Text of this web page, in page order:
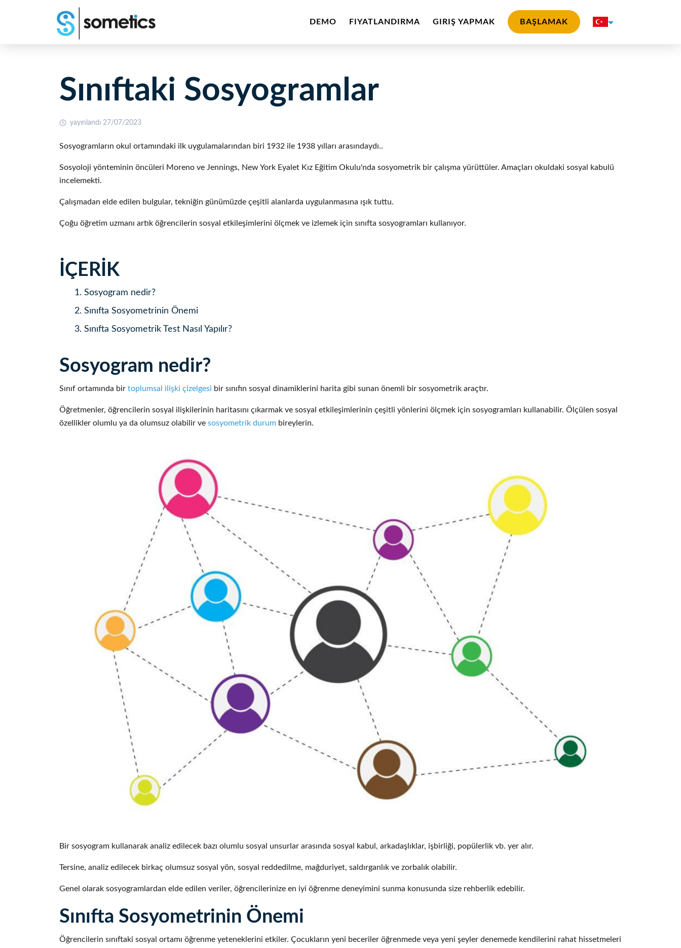
DEMO FIYATLANDIRMA GIRIŞ YAPMAK BAŞLAMAK
Sınıftaki Sosyogramlar
yayınlandı 27/07/2023
Sosyogramların okul ortamındaki ilk uygulamalarından biri 1932 ile 1938 yılları arasındaydı..
Sosyoloji yönteminin öncüleri Moreno ve Jennings, New York Eyalet Kız Eğitim Okulu'nda sosyometrik bir çalışma yürüttüler. Amaçları okuldaki sosyal kabulü
incelemekti.
Çalışmadan elde edilen bulgular, tekniğin günümüzde çeşitli alanlarda uygulanmasına ışık tuttu.
Çoğu öğretim uzmanı artık öğrencilerin sosyal etkileşimlerini ölçmek ve izlemek için sınıfta sosyogramları kullanıyor.
İÇERİK
1. Sosyogram nedir?
2. Sınıfta Sosyometrinin Önemi
3. Sınıfta Sosyometrik Test Nasıl Yapılır?
Sosyogram nedir?
Sınıf ortamında bir toplumsal ilişki çizelgesi bir sınıfın sosyal dinamiklerini harita gibi sunan önemli bir sosyometrik araçtır.
Öğretmenler, öğrencilerin sosyal ilişkilerinin haritasını çıkarmak ve sosyal etkileşimlerinin çeşitli yönlerini ölçmek için sosyogramları kullanabilir. Ölçülen sosyal
özellikler olumlu ya da olumsuz olabilir ve sosyometrik durum bireylerin.
Bir sosyogram kullanarak analiz edilecek bazı olumlu sosyal unsurlar arasında sosyal kabul, arkadaşlıklar, işbirliği, popülerlik vb. yer alır.
Tersine, analiz edilecek birkaç olumsuz sosyal yön, sosyal reddedilme, mağduriyet, saldırganlık ve zorbalık olabilir.
Genel olarak sosyogramlardan elde edilen veriler, öğrencilerinize en iyi öğrenme deneyimini sunma konusunda size rehberlik edebilir.
Sınıfta Sosyometrinin Önemi
Öğrencilerin sınıftaki sosyal ortamı öğrenme yeteneklerini etkiler. Çocukların yeni beceriler öğrenmede veya yeni şeyler denemede kendilerini rahat hissetmeleri